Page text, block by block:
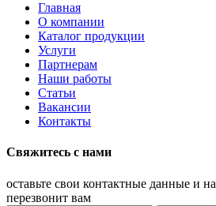
Главная
О компании
Каталог продукции
Услуги
Партнерам
Наши работы
Статьи
Вакансии
Контакты
Свяжитесь с нами
оставьте свои контактные данные и
перезвонит вам